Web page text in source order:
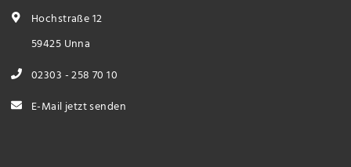
Hochstraße 12
59425 Unna
02303 - 258 70 10
E-Mail jetzt senden